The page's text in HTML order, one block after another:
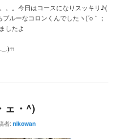
。。今日はコースになりスッキリ♪(
ルーなコロンくんでしたヽ(´o｀；
したよ
ェ・^)
者:nikowan